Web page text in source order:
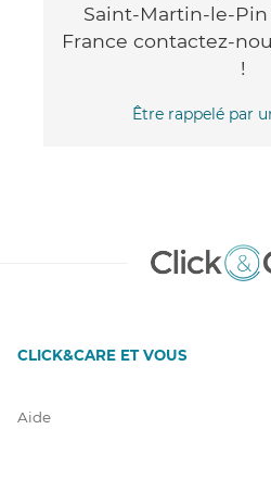
Saint-Martin-le-
France contactez-
!
Être rappelé par
CLICK&CARE ET VOUS
Aide